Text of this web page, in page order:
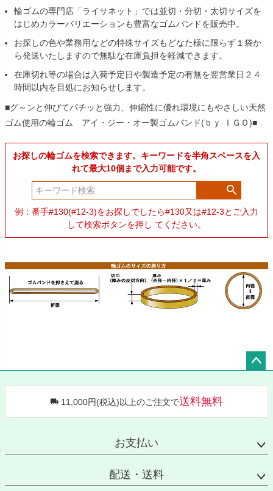
輪ゴムの専門店「ライサネット」では並切・分切・太切サイズを
はじめカラーバリエーションも豊富なゴムバンドを販売中。
お探しの色や業務用などの特殊サイズもどなた様に限らず１袋か
ら発送いたしますので無駄な在庫負担を軽減できます。
在庫切れ等の場合は入荷予定日や製造予定の有無を翌営業日２４
時間以内を目処にお知らせします。
■グ～ンと伸びてパチッと強力、伸縮性に優れ環境にもやさしい天然
ゴム使用の輪ゴム アイ・ジー・オー製ゴムバンド(ｂｙ ＩＧＯ)■
お探しの輪ゴムを検索できます。キーワードを半角スペースを入
れて最大10個まで入力可能です。
例：番手#130(#12-3)をお探しでしたら#130又は#12-3とご入力
して検索ボタンを押し てください。
へ
11,000円(税込)以上のご注文で送料無料
お支払い
配送・送料